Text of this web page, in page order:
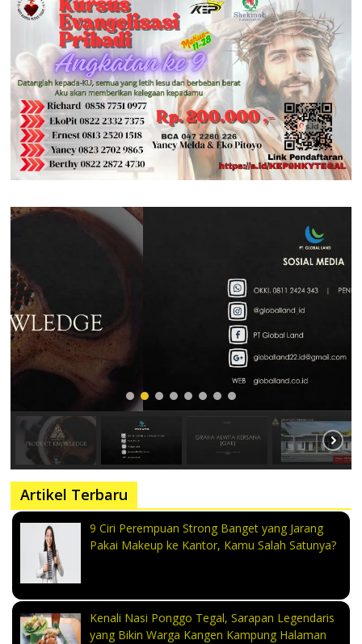
Artikel Terbaru
9 Ciri Perempuan Strong Banget yang Jarang
Pakai Makeup ke Kantor, Kamu Salah Satunya?
Kenali Nasi Ponggo Tegal, Sarapan Legendaris
yang Bikin Warga Kangen Kampung Halaman